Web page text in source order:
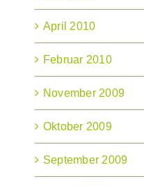
April 2010
Februar 2010
November 2009
Oktober 2009
September 2009